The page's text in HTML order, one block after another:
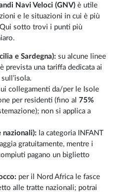
Navi Veloci (GNV) è utile
e le situazioni in cui è più
sotto trovi i punti più
e Sardegna): su alcune linee
prevista una tariffa dedicata ai
collegamenti da/per le Isole
per residenti (fino al75%
non si applica a
la categoria INFANT
gratuitamente, mentre i
pagano un biglietto
per il Nord Africa le fasce
alle tratte nazionali; potrai